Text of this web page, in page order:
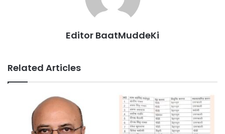
Editor BaatMuddeKi
Related Articles